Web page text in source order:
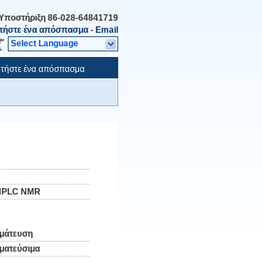
86-028-64841719
ένα απόσπασμα - Email
Select Language
ένα απόσπασμα
NMR